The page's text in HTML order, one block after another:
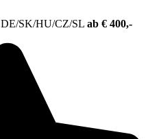
DE/SK/HU/CZ/SL ab € 400,-